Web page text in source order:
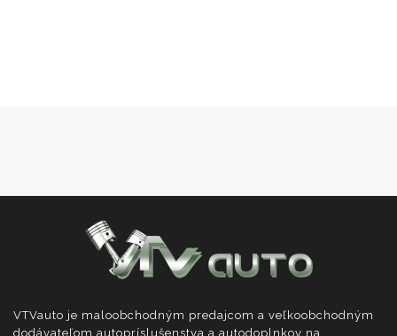
VTVauto je maloobchodným predajcom a veľkoobchodným
dodávateľom autopríslušenstva a autodoplnkov na